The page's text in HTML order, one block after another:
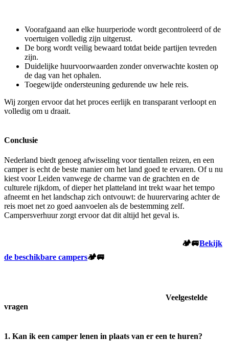
Voorafgaand aan elke huurperiode wordt gecontroleerd of de
voertuigen volledig zijn uitgerust.
De borg wordt veilig bewaard totdat beide partijen tevreden
zijn.
Duidelijke huurvoorwaarden zonder onverwachte kosten op
de dag van het ophalen.
Toegewijde ondersteuning gedurende uw hele reis.
Wij zorgen ervoor dat het proces eerlijk en transparant verloopt en
volledig om u draait.
Conclusie
Nederland biedt genoeg afwisseling voor tientallen reizen, en een
camper is echt de beste manier om het land goed te ervaren. Of u nu
kiest voor Leiden vanwege de charme van de grachten en de
culturele rijkdom, of dieper het platteland int trekt waar het tempo
afneemt en het landschap zich ontvouwt: de huurervaring achter de
reis moet net zo goed aanvoelen als de bestemming zelf.
Campersverhuur zorgt ervoor dat dit altijd het geval is.
🏕️🚐Bekijk
de beschikbare campers🏕️🚐
Veelgestelde
vragen
1. Kan ik een camper lenen in plaats van er een te huren?